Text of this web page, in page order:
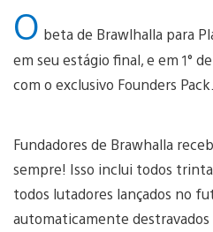
O beta de Brawlhalla para
em seu estágio final, e em 1°
com o exclusivo Founders Pack.
Fundadores de Brawhalla
sempre! Isso inclui todos
todos lutadores lançados no
automaticamente destravados